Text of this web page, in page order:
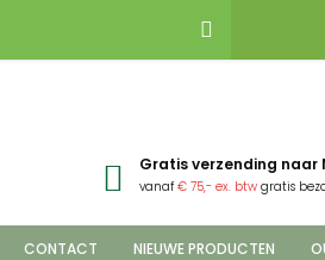
Gratis verzending naar
vanaf€ 75,- ex. btw gratis
CONTACT NIEUWE PRODUCTEN